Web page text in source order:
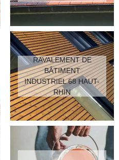
RAVALEMENT DE
BÂTIMENT
INDUSTRIEL 68 HAUT-
RHIN